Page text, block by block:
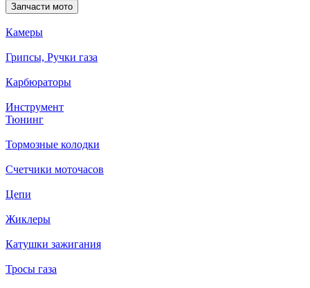
Запчасти мото
Камеры
Грипсы, Ручки газа
Карбюраторы
Инструмент
Тюнинг
Тормозные колодки
Счетчики моточасов
Цепи
Жиклеры
Катушки зажигания
Тросы газа